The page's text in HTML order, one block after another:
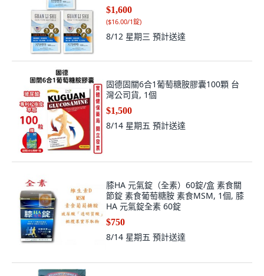
$1,600
($16.00/1錠)
8/12 星期三 預計送達
固德固關6合1葡萄糖胺膠囊100顆 台
灣公司貨, 1個
$1,500
8/14 星期五 預計送達
膝HA 元氣錠（全素）60錠/盒 素食關
節錠 素食葡萄糖胺 素食MSM, 1個, 膝
HA 元氣錠全素 60錠
$750
8/14 星期五 預計送達